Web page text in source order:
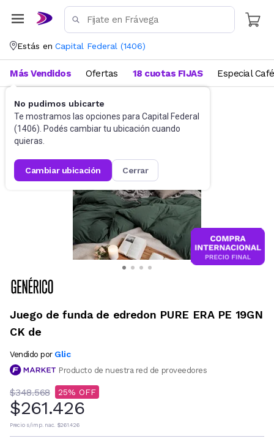
Estás en Capital Federal (1406)
No pudimos ubicarte
Te mostramos las opciones para Capital Federal
(1406). Podés cambiar tu ubicación cuando
quieras.
cambiar ubicación cerrar
Más Vendidos Ofertas 18 cuotas FIJAS Especial Café
Ropa de cama Edredones
Juego de funda de edredon PURE ERA PE 19GN
CK de
Vendido por Glic
Producto de nuestra red de proveedores
$348.568 25
$261.426
Precio s/imp. nac. $261.426